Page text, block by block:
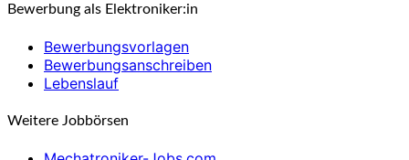
Bewerbung als Elektroniker:in
Bewerbungsvorlagen
Bewerbungsanschreiben
Lebenslauf
Weitere Jobbörsen